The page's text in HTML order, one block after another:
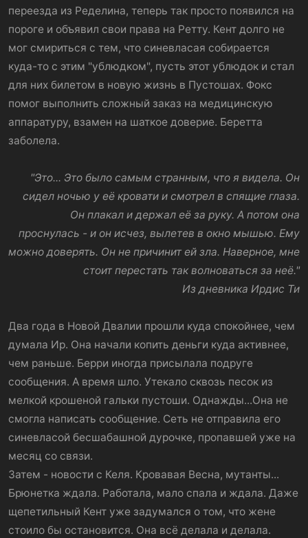
переезда из Ределина, теперь так просто появился на
пороге и объявил свои права на Ретту. Кент долго не
мог смириться с тем, что синевласая собирается
куда-то с этим "ублюдком", пусть этот ублюдок и стал
для них билетом в новую жизнь в Пустошах. Фокс
помог выполнить сложный заказ на медицинскую
аппаратуру, взамен на шаткое доверие. Беретта
заболела.
"Это... Это было самым странным, что я видела. Он
сидел ночью у её кровати и смотрел в спящие глаза.
Он плакал и держал её за руку. А потом она
проснулась - и он исчез, вылетев в окно мышью. Ему
можно доверять. Он не причинит ей зла. Наверное, мне
стоит перестать так волноваться за неё."
Из дневника Ирдис Ти
Два года в Новой Двалии прошли куда спокойнее, чем
думала Ир. Она начали копить деньги куда активнее,
чем раньше. Берри иногда присылала подруге
сообщения. А время шло. Утекало сквозь песок из
мелкой крошеной гальки пустоши. Однажды...Она не
смогла написать сообщение. Сеть не отправила его
синевласой бесшабашной дурочке, пропавшей уже на
месяц со связи.
Затем - новости с Келя. Кровавая Весна, мутанты...
Брюнетка ждала. Работала, мало спала и ждала. Даже
щепетильный Кент уже задумался о том, что жене
стоило бы остановится. Она всё делала и делала.